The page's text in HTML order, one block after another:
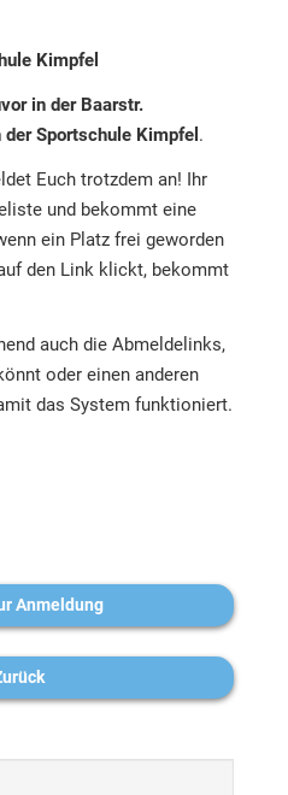
Kimpfel
in der Baarstr.
Sportschule Kimpfel .
Euch trotzdem an! Ihr
und bekommt eine
ein Platz frei geworden
den Link klickt, bekommt
auch die Abmeldelinks,
oder einen anderen
das System funktioniert.
Anmeldung